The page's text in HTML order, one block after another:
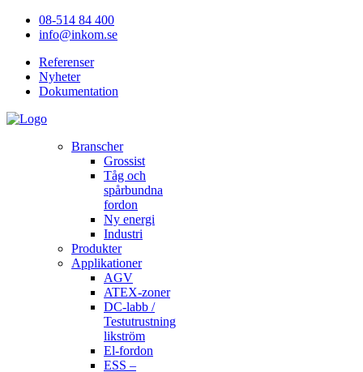
08-514 84 400
info@inkom.se
Referenser
Nyheter
Dokumentation
Branscher
Grossist
Tåg och
spårbundna
fordon
Ny energi
Industri
Produkter
Applikationer
AGV
ATEX-zoner
DC-labb /
Testutrustning
likström
El-fordon
ESS –